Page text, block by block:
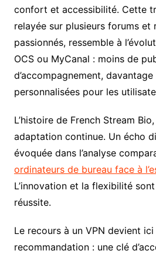
confort et accessibilité. Cette
relayée sur plusieurs forums et
passionnés, ressemble à
OCS ou MyCanal : moins de
d’accompagnement, davantage
personnalisées pour les
L’histoire de French Stream Bio,
adaptation continue. Un écho
évoquée dans l’analyse
ordinateurs de bureau face à
L’innovation et la flexibilité
réussite.
Le recours à un VPN devient ici
recommandation : une clé